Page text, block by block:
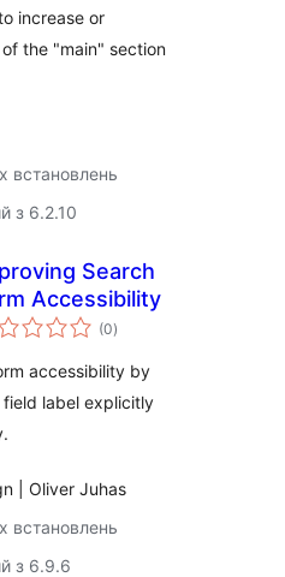
increase or
the "main" section
встановлень
з 6.2.10
Search
Accessibility
(0загальний
рейтинг
)
accessibility by
label explicitly
| Oliver Juhas
встановлень
з 6.9.6